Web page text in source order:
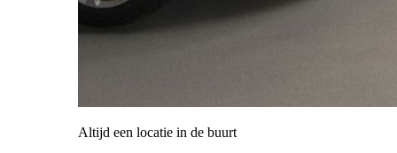
Altijd een locatie in de buurt